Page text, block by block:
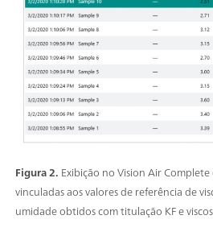
Figura 2. Exibição no Vision Air Complete
vinculadas aos valores de referência de
umidade obtidos com titulação KF e